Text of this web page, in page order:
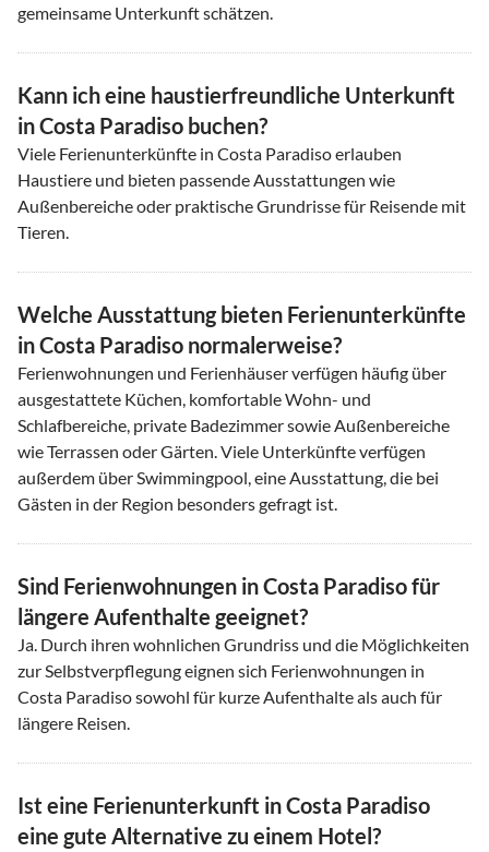
gemeinsame Unterkunft schätzen.
Kann ich eine haustierfreundliche Unterkunft
in Costa Paradiso buchen?
Viele Ferienunterkünfte in Costa Paradiso erlauben
Haustiere und bieten passende Ausstattungen wie
Außenbereiche oder praktische Grundrisse für Reisende mit
Tieren.
Welche Ausstattung bieten Ferienunterkünfte
in Costa Paradiso normalerweise?
Ferienwohnungen und Ferienhäuser verfügen häufig über
ausgestattete Küchen, komfortable Wohn- und
Schlafbereiche, private Badezimmer sowie Außenbereiche
wie Terrassen oder Gärten. Viele Unterkünfte verfügen
außerdem über Swimmingpool, eine Ausstattung, die bei
Gästen in der Region besonders gefragt ist.
Sind Ferienwohnungen in Costa Paradiso für
längere Aufenthalte geeignet?
Ja. Durch ihren wohnlichen Grundriss und die Möglichkeiten
zur Selbstverpflegung eignen sich Ferienwohnungen in
Costa Paradiso sowohl für kurze Aufenthalte als auch für
längere Reisen.
Ist eine Ferienunterkunft in Costa Paradiso
eine gute Alternative zu einem Hotel?